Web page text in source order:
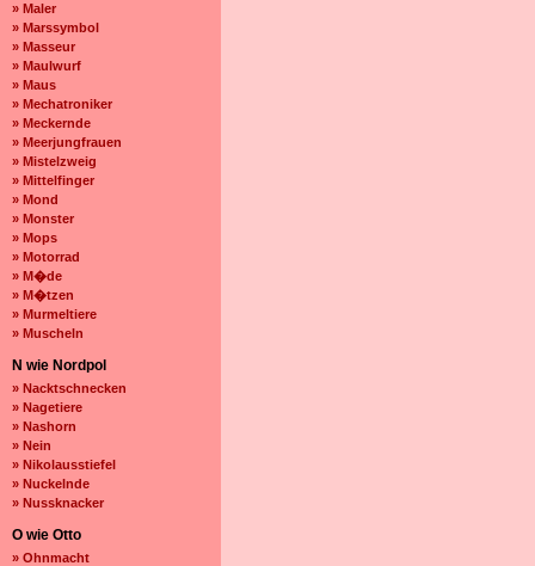
» Maler
» Marssymbol
» Masseur
» Maulwurf
» Maus
» Mechatroniker
» Meckernde
» Meerjungfrauen
» Mistelzweig
» Mittelfinger
» Mond
» Monster
» Mops
» Motorrad
» M�de
» M�tzen
» Murmeltiere
» Muscheln
N wie Nordpol
» Nacktschnecken
» Nagetiere
» Nashorn
» Nein
» Nikolausstiefel
» Nuckelnde
» Nussknacker
O wie Otto
» Ohnmacht